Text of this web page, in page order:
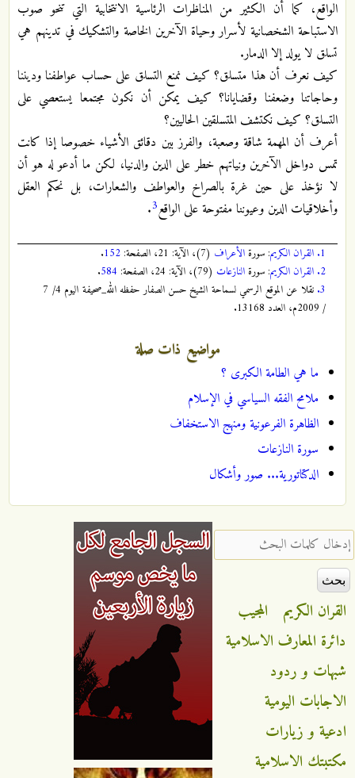
الواقع، كما أن الكثير من المناظرات الرئاسية الانتخابية التي تنحو صوب
الاستباحة الشخصانية لأسرار وحياة الآخرين الخاصة والتشكيك في تدينهم هي
تسلق لا يولد إلا الدمار.
كيف نعرف أن هذا متسلق؟ كيف نمنع التسلق على حساب عواطفنا وديننا
وحاجاتنا وضعفنا وقضايانا؟ كيف يمكن أن نكون مجتمعا يستعصي على
التسلق؟ كيف نكتشف المتسلقين الحاليين؟
أعرف أن المهمة شاقة وصعبة، والفرز بين دقائق الأشياء خصوصا إذا كانت
تمس دواخل الآخرين ونياتهم خطر على الدين والدنيا، لكن ما أدعو له هو أن
لا نؤخذ على حين غرة بالصراخ والعواطف والشعارات، بل نحكم العقل
وأخلاقيات الدين وعيوننا مفتوحة على الواقع3
.
1. القران الكريم: سورةالأعراف (7)، الآية: 21، الصفحة: 152
.
2. القران الكريم: سورةالنازعات (79)، الآية: 24، الصفحة: 584
.
3.
نقلا عن الموقع الرسمي لسماحة الشيخ حسن الصفار حفظه الله_صحيفة اليوم 4/ 7
/ 2009م، العدد 13168.
مواضيع ذات صلة
ما هي الطامة الكبرى ؟
ملامح الفقه السياسي في الإسلام
الظاهرة الفرعونية ومنهج الاستخفاف
سورة النازعات
الدكتاتورية... صور وأشكال
‏إدخال كلمات البحث ‏
القران الكريم
المجيب
دائرة المعارف الاسلامية
شبهات و ردود
الاجابات اليومية
ادعية و زيارات
مكتبتك الاسلامية